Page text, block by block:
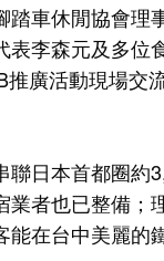
車休閒協會理
李森元及多位
廣活動現場交
日本首都圈約
者也已整備；
在台中美麗的